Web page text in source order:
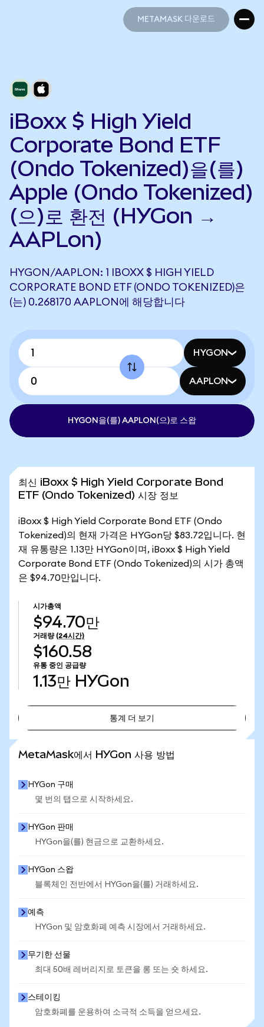
METAMASK 다운로드
iBoxx $ High Yield
Corporate Bond ETF
(Ondo Tokenized)을(를)
Apple (Ondo Tokenized)
(으)로 환전 (HYGon →
AAPLon)
HYGON/AAPLON: 1 IBOXX $ HIGH YIELD
CORPORATE BOND ETF (ONDO TOKENIZED)은
(는) 0.268170 AAPLON에 해당합니다
HYGON
AAPLON
HYGON을(를) AAPLON(으)로 스왑
최신 iBoxx $ High Yield Corporate Bond
ETF (Ondo Tokenized) 시장 정보
iBoxx $ High Yield Corporate Bond ETF (Ondo
Tokenized)의 현재 가격은 HYGon당 $83.72입니다. 현
재 유통량은 1.13만 HYGon이며, iBoxx $ High Yield
Corporate Bond ETF (Ondo Tokenized)의 시가 총액
은 $94.70만입니다.
시가총액
$94.70만
거래량 (24시간)
$160.58
유통 중인 공급량
1.13만 HYGon
통계 더 보기
MetaMask에서 HYGon 사용 방법
HYGon 구매
몇 번의 탭으로 시작하세요.
HYGon 판매
HYGon을(를) 현금으로 교환하세요.
HYGon 스왑
블록체인 전반에서 HYGon을(를) 거래하세요.
예측
HYGon 및 암호화폐 예측 시장에서 거래하세요.
무기한 선물
최대 50배 레버리지로 토큰을 롱 또는 숏 하세요.
스테이킹
암호화폐를 운용하여 소극적 소득을 얻으세요.